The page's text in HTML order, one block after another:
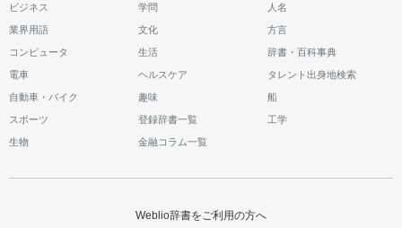
ビジネス 学問 人名
業界用語 文化 方言
コンピュータ 生活 辞書・百科事典
電車 ヘルスケア タレント出身地検索
自動車・バイク 趣味 船
スポーツ 登録辞書一覧 工学
生物 金融コラム一覧
Weblio辞書をご利用の方へ